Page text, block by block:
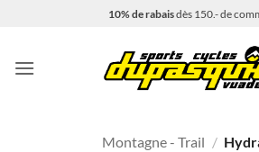
10% de rabaisdès 150.- de
Montagne - Trail /